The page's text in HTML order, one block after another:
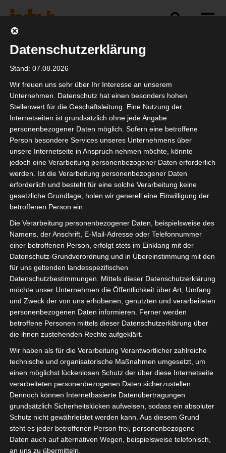
Archiv Bildung Deals
Deals
Die isdv hat Rahmenabkommen geschlossen, um
ihren Mitgliedern bares Geld zu sparen. Bei
folgenden Firmen bekommen isdv-Mitglieder
Rabatte:
Datenschutzerklärung
Stand: 07.08.2026
Wir freuen uns sehr über Ihr Interesse an unserem
Unternehmen. Datenschutz hat einen besonders hohen
Stellenwert für die Geschäftsleitung. Eine Nutzung der
Internetseiten ist grundsätzlich ohne jede Angabe
personenbezogener Daten möglich. Sofern eine betroffene
Person besondere Services unseres Unternehmens über
unsere Internetseite in Anspruch nehmen möchte, könnte
jedoch eine Verarbeitung personenbezogener Daten erforderlich
werden. Ist die Verarbeitung personenbezogener Daten
erforderlich und besteht für eine solche Verarbeitung keine
gesetzliche Grundlage, holen wir generell eine Einwilligung der
betroffenen Person ein.
Die Verarbeitung personenbezogener Daten, beispielsweise des
Namens, der Anschrift, E-Mail-Adresse oder Telefonnummer
einer betroffenen Person, erfolgt stets im Einklang mit der
Datenschutz-Grundverordnung und in Übereinstimmung mit den
für uns geltenden landesspezifischen
Datenschutzbestimmungen. Mittels dieser Datenschutzerklärung
möchte unser Unternehmen die Öffentlichkeit über Art, Umfang
und Zweck der von uns erhobenen, genutzten und verarbeiteten
personenbezogenen Daten informieren. Ferner werden
betroffene Personen mittels dieser Datenschutzerklärung über
die ihnen zustehenden Rechte aufgeklärt.
Wir haben als für die Verarbeitung Verantwortlicher zahlreiche
technische und organisatorische Maßnahmen umgesetzt, um
einen möglichst lückenlosen Schutz der über diese Internetseite
verarbeiteten personenbezogenen Daten sicherzustellen.
Dennoch können Internetbasierte Datenübertragungen
grundsätzlich Sicherheitslücken aufweisen, sodass ein absoluter
Schutz nicht gewährleistet werden kann. Aus diesem Grund
steht es jeder betroffenen Person frei, personenbezogene
Daten auch auf alternativen Wegen, beispielsweise telefonisch,
an uns zu übermitteln.